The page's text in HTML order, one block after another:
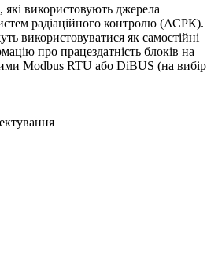
використовують джерела
радіаційного контролю (АСРК).
використовуватися як самостійні
про працездатність блоків на
Modbus RTU або DiBUS (на вибір